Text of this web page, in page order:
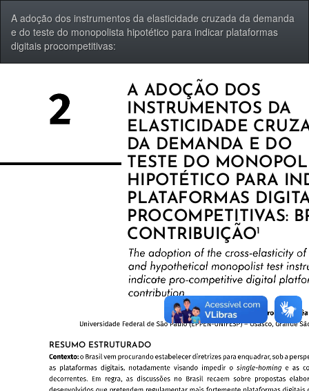
aos
Detalhes
Artigo
A adoção dos instrumentos da elasticidade cruzada da demanda
e do teste do monopolista hipotético para indicar plataformas
digitais procompetitivas: